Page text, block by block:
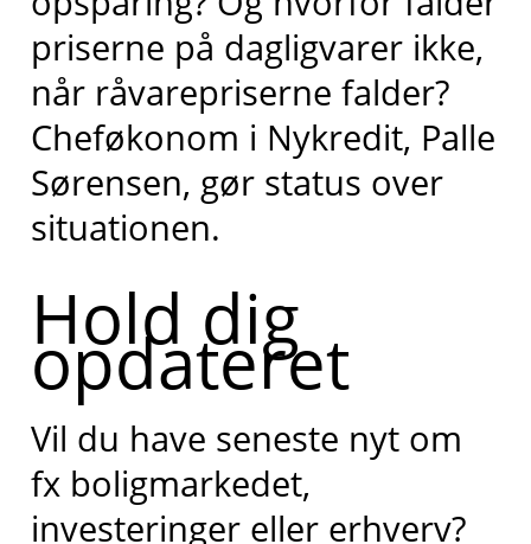
priserne på dagligvarer ikke,
når råvarepriserne falder?
Cheføkonom i Nykredit, Palle
Sørensen, gør status over
situationen.
Hold dig
opdateret
Vil du have seneste nyt om
fx boligmarkedet,
investeringer eller erhverv?